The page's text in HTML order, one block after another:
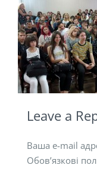
Leave a
Ваша e-mail
Обов’язкові